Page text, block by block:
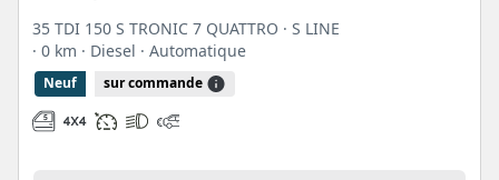
35 TDI 150 S TRONIC 7 QUATTRO · S LINE
· 0 km · Diesel · Automatique
Neuf sur commande